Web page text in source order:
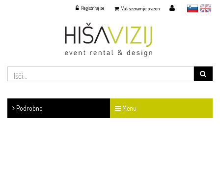
slovensko
English
Vaš seznam je prazen
Registriraj se
Podrobno Menu